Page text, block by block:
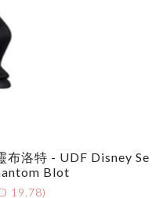
布洛特 - UDF Disney Se
Blot
19.78)